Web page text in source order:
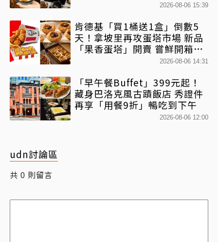
2026-08-06 15:39
肯德基「買1桶送1盒」倒數5
天！拿坡里再攻蛋塔市場 新品
「果香蛋塔」開賣 嘗鮮開箱現
2026-08-06 14:31
「早午餐Buffet」399元起！
藏身巴洛克風古蹟飯店 秀證件
再享「用餐9折」暢吃到下午
2026-08-06 12:00
udn討論區
共 0 則留言